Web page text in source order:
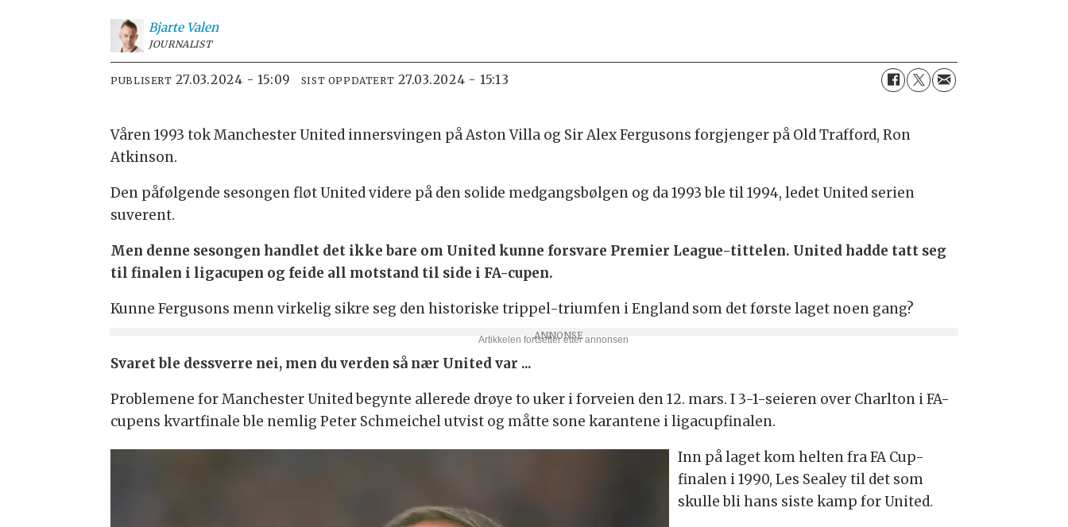
Bjarte Valen
JOURNALIST
PUBLISERT 27.03.2024 - 15:09 SIST OPPDATERT 27.03.2024 - 15:13
Våren 1993 tok Manchester United innersvingen på Aston Villa og Sir Alex Fergusons forgjenger på Old Trafford, Ron
Atkinson.
Den påfølgende sesongen fløt United videre på den solide medgangsbølgen og da 1993 ble til 1994, ledet United serien
suverent.
Men denne sesongen handlet det ikke bare om United kunne forsvare Premier League-tittelen. United hadde tatt seg
til finalen i ligacupen og feide all motstand til side i FA-cupen.
Kunne Fergusons menn virkelig sikre seg den historiske trippel-triumfen i England som det første laget noen gang?
Svaret ble dessverre nei, men du verden så nær United var ...
Problemene for Manchester United begynte allerede drøye to uker i forveien den 12. mars. I 3-1-seieren over Charlton i FA-
cupens kvartfinale ble nemlig Peter Schmeichel utvist og måtte sone karantene i ligacupfinalen.
Inn på laget kom helten fra FA Cup-
finalen i 1990, Les Sealey til det som
skulle bli hans siste kamp for United.